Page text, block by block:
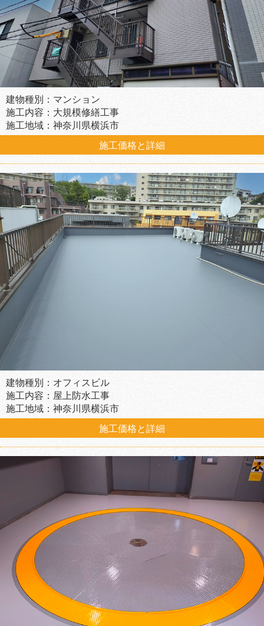
建物種別：マンション
施工内容：大規模修繕工事
施工地域：神奈川県横浜市
施工価格と詳細
建物種別：オフィスビル
施工内容：屋上防水工事
施工地域：神奈川県横浜市
施工価格と詳細